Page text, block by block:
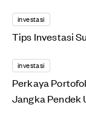
investasi
Tips Investasi
investasi
Perkaya
Jangka Pendek